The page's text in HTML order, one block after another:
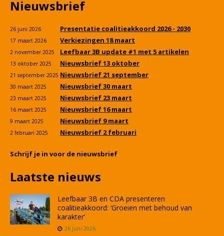
Nieuwsbrief
26 juni 2026 Presentatie coalitieakkoord 2026 - 2030
17 maart 2026 Verkiezingen 18 maart
2 november 2025 Leefbaar 3B update #1 met 5 artikelen
13 oktober 2025 Nieuwsbrief 13 oktober
21 september 2025 Nieuwsbrief 21 september
30 maart 2025 Nieuwsbrief 30 maart
23 maart 2025 Nieuwsbrief 23 maart
16 maart 2025 Nieuwsbrief 16 maart
9 maart 2025 Nieuwsbrief 9 maart
2 februari 2025 Nieuwsbrief 2 februari
Schrijf je in voor de nieuwsbrief
Laatste nieuws
Leefbaar 3B en CDA presenteren
coalitieakkoord: ‘Groeien met behoud van
karakter’
26 juni 2026